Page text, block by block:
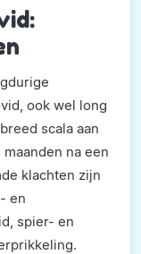
ook wel long
scala aan
na een
klachten zijn
en
spier- en